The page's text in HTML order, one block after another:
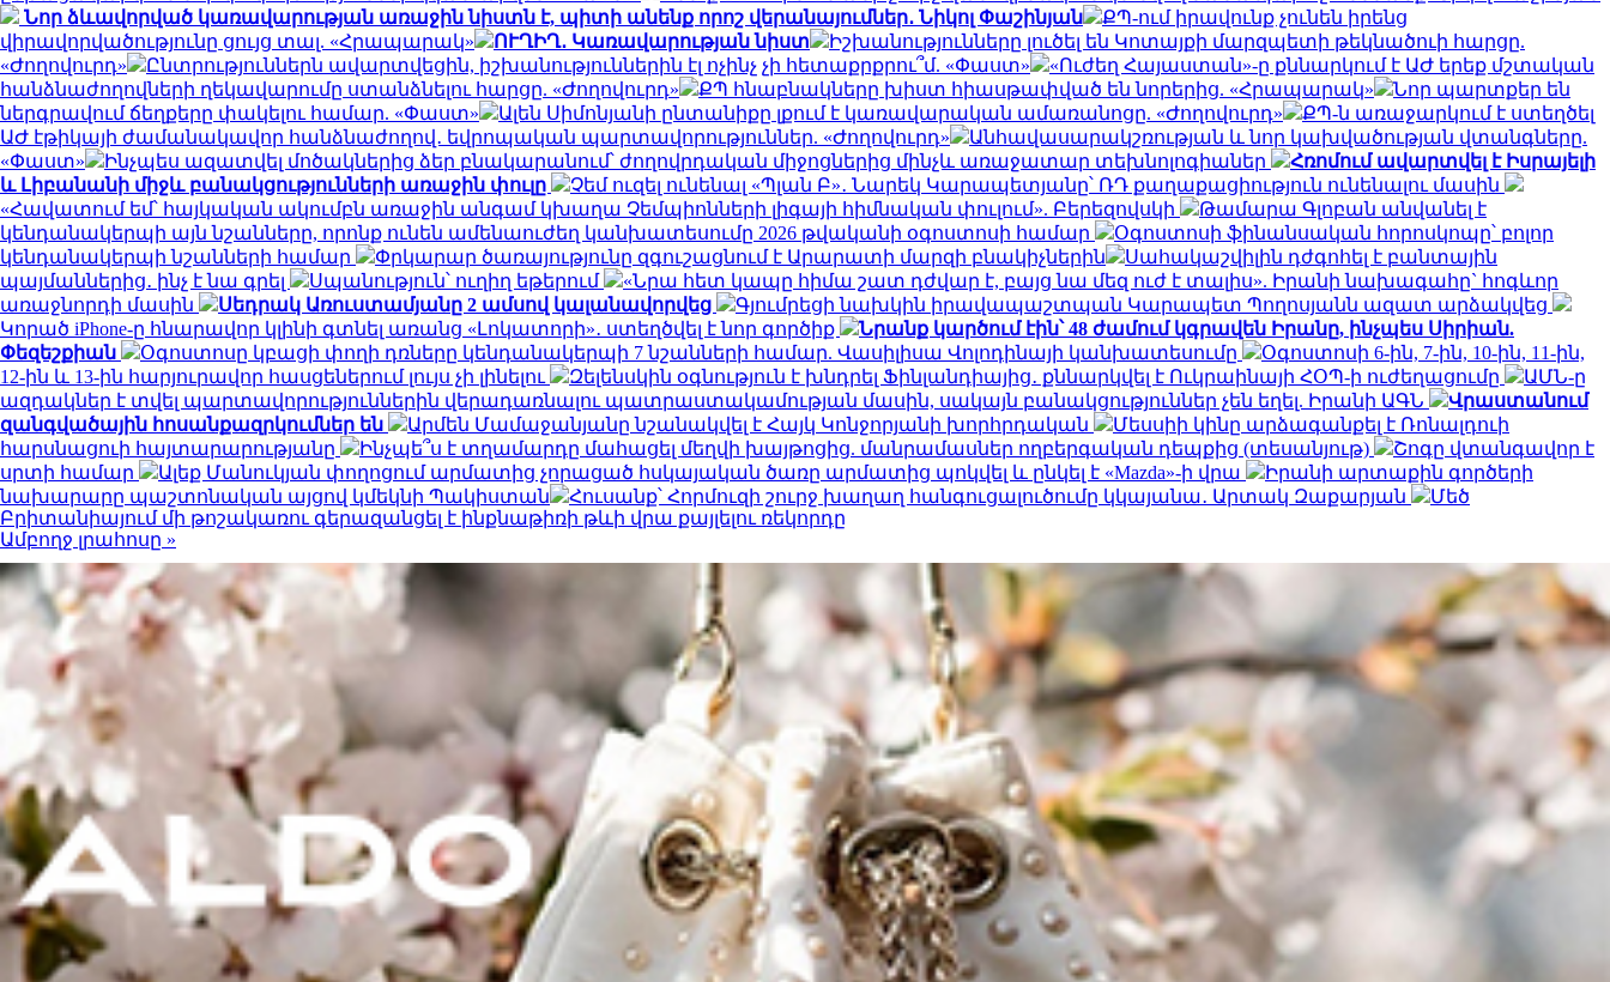
Նոր ձևավորված կառավարության առաջին նիստն է, պիտի անենք որոշ վերանայումներ․ Նիկոլ Փաշինյան
ՔՊ-ում իրավունք չունեն իրենց
վիրավորվածությունը ցույց տալ. «Հրապարակ»
ՈՒՂԻՂ․ Կառավարության նիստ
Իշխանությունները լուծել են Կոտայքի մարզպետի թեկնածուի հարցը.
«Ժողովուրդ»
Ընտրություններն ավարտվեցին, իշխանություններին էլ ոչինչ չի հետաքրքրու՞մ. «Փաստ»
«Ուժեղ Հայաստան»-ը քննարկում է ԱԺ երեք մշտական
հանձնաժողովների ղեկավարումը ստանձնելու հարցը. «Ժողովուրդ»
ՔՊ հնաբնակները խիստ հիասթափված են նորերից. «Հրապարակ»
Նոր պարտքեր են
ներգրավում ճեղքերը փակելու համար. «Փաստ»
Ալեն Սիմոնյանի ընտանիքը լքում է կառավարական ամառանոցը. «Ժողովուրդ»
ՔՊ-ն առաջարկում է ստեղծել
ԱԺ էթիկայի ժամանակավոր հանձնաժողով․ եվրոպական պարտավորություններ. «Ժողովուրդ»
Անհավասարակշռության և նոր կախվածության վտանգները.
«Փաստ»
Ինչպես ազատվել մոծակներից ձեր բնակարանում՝ ժողովրդական միջոցներից մինչև առաջատար տեխնոլոգիաներ
Հռոմում ավարտվել է Իսրայելի
և Լիբանանի միջև բանակցությունների առաջին փուլը
Չեմ ուզել ունենալ «Պլան Բ»․ Նարեկ Կարապետյանը՝ ՌԴ քաղաքացիություն ունենալու մասին
«Հավատում եմ՝ հայկական ակումբն առաջին անգամ կխաղա Չեմպիոնների լիգայի հիմնական փուլում». Բերեզովսկի
Թամարա Գլոբան անվանել է
կենդանակերպի այն նշանները, որոնք ունեն ամենաուժեղ կանխատեսումը 2026 թվականի օգոստոսի համար
Օգոստոսի ֆինանսական հորոսկոպը՝ բոլոր
կենդանակերպի նշանների համար
Փրկարար ծառայությունը զգուշացնում է Արարատի մարզի բնակիչներին
Սահակաշվիլին դժգոհել է բանտային
պայմաններից․ ինչ է նա գրել
Սպանություն՝ ուղիղ եթերում
«Նրա հետ կապը հիմա շատ դժվար է, բայց նա մեզ ուժ է տալիս». Իրանի նախագահը` հոգևոր
առաջնորդի մասին
Սեդրակ Առուստամյանը 2 ամսով կալանավորվեց
Գյումրեցի նախկին իրավապաշտպան Կարապետ Պողոսյանն ազատ արձակվեց
Կորած iPhone-ը հնարավոր կլինի գտնել առանց «Լոկատորի»․ ստեղծվել է նոր գործիք
Նրանք կարծում էին՝ 48 ժամում կգրավեն Իրանը, ինչպես Սիրիան.
Փեզեշքիան
Օգոստոսը կբացի փողի դռները կենդանակերպի 7 նշանների համար. Վասիլիսա Վոլոդինայի կանխատեսումը
Օգոստոսի 6-ին, 7-ին, 10-ին, 11-ին,
12-ին և 13-ին հարյուրավոր հասցեներում լույս չի լինելու
Զելենսկին օգնություն է խնդրել Ֆինլանդիայից․ քննարկվել է Ուկրաինայի ՀՕՊ-ի ուժեղացումը
ԱՄՆ-ը
ազդակներ է տվել պարտավորություններին վերադառնալու պատրաստակամության մասին, սակայն բանակցություններ չեն եղել. Իրանի ԱԳՆ
Վրաստանում
զանգվածային հոսանքազրկումներ են
Արմեն Մամաջանյանը նշանակվել է Հայկ Կոնջորյանի խորհրդական
Մեսսիի կինը արձագանքել է Ռոնալդուի
հարսնացուի հայտարարությանը
Ինչպե՞ս է տղամարդը մահացել մեղվի խայթոցից. մանրամասներ ողբերգական դեպքից (տեսանյութ)
Շոգը վտանգավոր է
սրտի համար
Ալեք Մանուկյան փողոցում արմատից չորացած հսկայական ծառը արմատից պոկվել և ընկել է «Mazda»-ի վրա
Իրանի արտաքին գործերի
նախարարը պաշտոնական այցով կմեկնի Պակիստան
Հուսանք՝ Հորմուզի շուրջ խաղաղ հանգուցալուծումը կկայանա․ Արտակ Զաքարյան
Մեծ
Բրիտանիայում մի թոշակառու գերազանցել է ինքնաթիռի թևի վրա քայլելու ռեկորդը
Ամբողջ լրահոսը »